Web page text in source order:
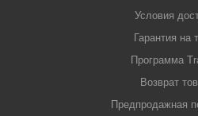
Условия
Гарантия на
Программа
Возврат
Предпродажная